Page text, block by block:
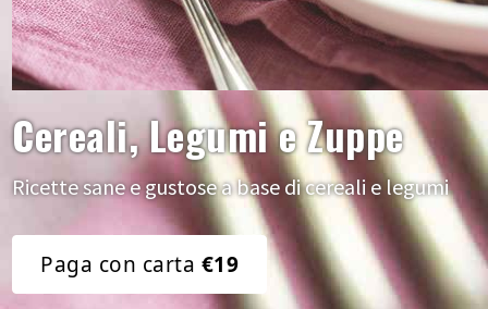
Cereali, Legumi e Zuppe
Ricette sane e gustose a base di cereali e legumi
Paga con carta €19